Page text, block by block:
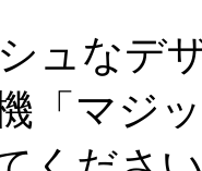
ュなデ
「マジ